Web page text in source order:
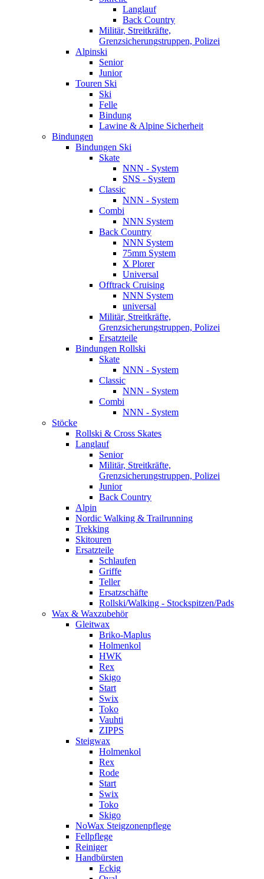
Langlauf
Back Country
Militär, Streitkräfte,
Grenzsicherungstruppen, Polizei
Alpinski
Senior
Junior
Touren Ski
Ski
Felle
Bindung
Lawine & Alpine Sicherheit
Bindungen
Bindungen Ski
Skate
NNN - System
SNS - System
Classic
NNN - System
Combi
NNN System
Back Country
NNN System
75mm System
X Plorer
Universal
Offtrack Cruising
NNN System
universal
Militär, Streitkräfte,
Grenzsicherungstruppen, Polizei
Ersatzteile
Bindungen Rollski
Skate
NNN - System
Classic
NNN - System
Combi
NNN - System
Stöcke
Rollski & Cross Skates
Langlauf
Senior
Militär, Streitkräfte,
Grenzsicherungstruppen, Polizei
Junior
Back Country
Alpin
Nordic Walking & Trailrunning
Trekking
Skitouren
Ersatzteile
Schlaufen
Griffe
Teller
Ersatzschäfte
Rollski/Walking - Stockspitzen/Pads
Wax & Waxzubehör
Gleitwax
Briko-Maplus
Holmenkol
HWK
Rex
Skigo
Start
Swix
Toko
Vauhti
ZIPPS
Steigwax
Holmenkol
Rex
Rode
Start
Swix
Toko
Skigo
NoWax Steigzonenpflege
Fellpflege
Reiniger
Handbürsten
Eckig